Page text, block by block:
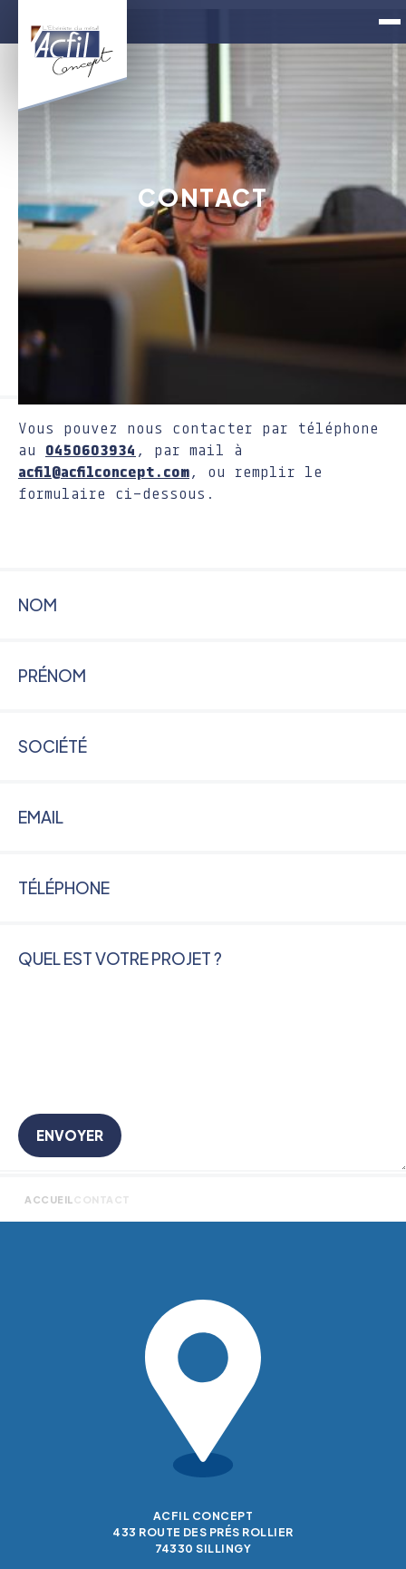
CONTACT
Vous pouvez nous contacter par téléphone
au 0450603934 , par mail à
acfil@acfilconcept.com, ou remplir le
formulaire ci-dessous.
ENVOYER
ACCUEIL CONTACT
ACFIL CONCEPT
433 ROUTE DES PRÉS ROLLIER
74330 SILLINGY